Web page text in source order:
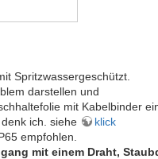
Spritzwassergeschützt.
darstellen und
mit Kabelbinder
ich. siehe
klick
empfohlen.
mit einem Draht,